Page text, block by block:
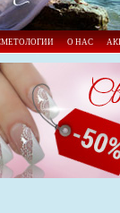
О НАС